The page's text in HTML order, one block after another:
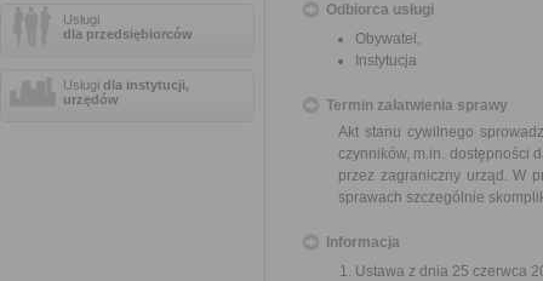
Usługi
dla przedsiębiorców
Usługi dla instytucji,
urzędów
Odbiorca usługi
Obywatel,
Instytucja
Termin załatwienia sprawy
Akt stanu cywilnego
czynników, m.in. dostępności
przez zagraniczny urząd. W
sprawach szczególnie
Informacja
Ustawa z dnia 25 czerwca